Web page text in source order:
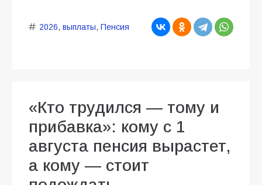
2026, выплаты, Пенсия
«Кто трудился — тому и
прибавка»: кому с 1
августа пенсия вырастет,
а кому — стоит